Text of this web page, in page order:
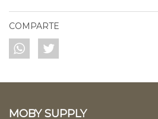
COMPARTE
MOBY SUPPLY